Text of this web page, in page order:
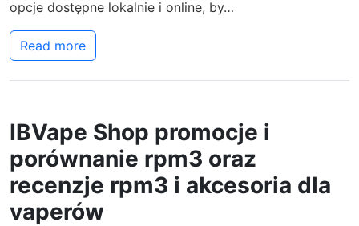
opcje dostępne lokalnie i online, by…
Read more
IBVape Shop promocje i
porównanie rpm3 oraz
recenzje rpm3 i akcesoria dla
vaperów